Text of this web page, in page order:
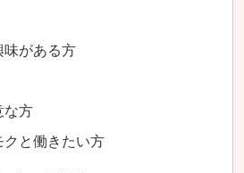
味がある方
な方
クと働きたい方